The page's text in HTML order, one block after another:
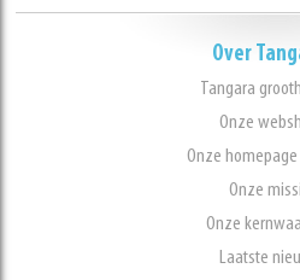
Over
Tangara
Onze
Onze homepage
Onze
Onze
Laatste